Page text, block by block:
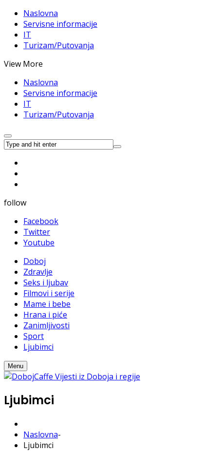
Naslovna
Servisne informacije
IT
Turizam/Putovanja
View More
Naslovna
Servisne informacije
IT
Turizam/Putovanja
follow
Facebook
Twitter
Youtube
Doboj
Zdravlje
Seks i ljubav
Filmovi i serije
Mame i bebe
Hrana i piće
Zanimljivosti
Sport
Ljubimci
Menu
Ljubimci
Naslovna-
Ljubimci